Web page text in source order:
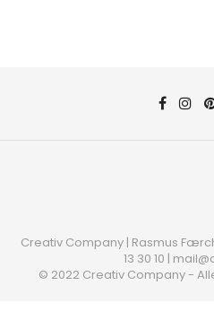
Creativ Company | Rasmus
13 30 10 |
© 2022 Creativ Company -